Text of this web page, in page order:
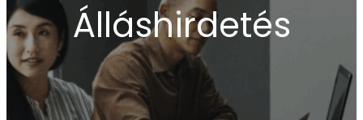
Álláshirdetés